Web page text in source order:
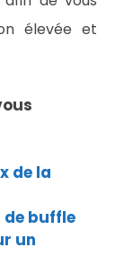
élevée et
de la
de buffle
un